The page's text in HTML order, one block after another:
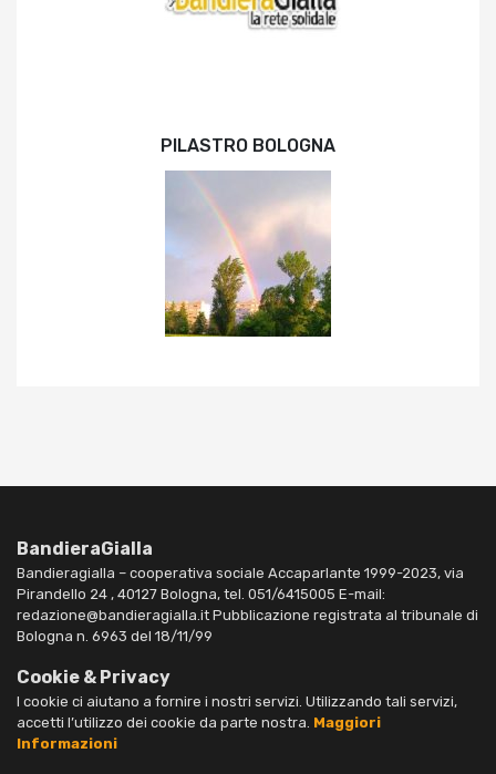
PILASTRO BOLOGNA
BandieraGialla
Bandieragialla – cooperativa sociale Accaparlante 1999-2023, via
Pirandello 24 , 40127 Bologna, tel. 051/6415005 E-mail:
redazione@bandieragialla.it Pubblicazione registrata al tribunale di
Bologna n. 6963 del 18/11/99
Cookie & Privacy
I cookie ci aiutano a fornire i nostri servizi. Utilizzando tali servizi,
accetti l’utilizzo dei cookie da parte nostra. Maggiori
Informazioni